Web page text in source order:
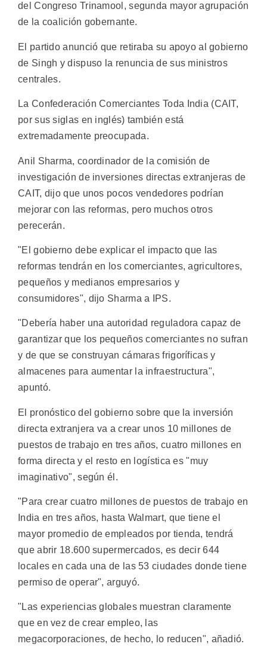
del Congreso Trinamool, segunda mayor agrupación
de la coalición gobernante.
El partido anunció que retiraba su apoyo al gobierno
de Singh y dispuso la renuncia de sus ministros
centrales.
La Confederación Comerciantes Toda India (CAIT,
por sus siglas en inglés) también está
extremadamente preocupada.
Anil Sharma, coordinador de la comisión de
investigación de inversiones directas extranjeras de
CAIT, dijo que unos pocos vendedores podrían
mejorar con las reformas, pero muchos otros
perecerán.
"El gobierno debe explicar el impacto que las
reformas tendrán en los comerciantes, agricultores,
pequeños y medianos empresarios y
consumidores", dijo Sharma a IPS.
"Debería haber una autoridad reguladora capaz de
garantizar que los pequeños comerciantes no sufran
y de que se construyan cámaras frigoríficas y
almacenes para aumentar la infraestructura",
apuntó.
El pronóstico del gobierno sobre que la inversión
directa extranjera va a crear unos 10 millones de
puestos de trabajo en tres años, cuatro millones en
forma directa y el resto en logística es "muy
imaginativo", según él.
"Para crear cuatro millones de puestos de trabajo en
India en tres años, hasta Walmart, que tiene el
mayor promedio de empleados por tienda, tendrá
que abrir 18.600 supermercados, es decir 644
locales en cada una de las 53 ciudades donde tiene
permiso de operar", arguyó.
"Las experiencias globales muestran claramente
que en vez de crear empleo, las
megacorporaciones, de hecho, lo reducen", añadió.